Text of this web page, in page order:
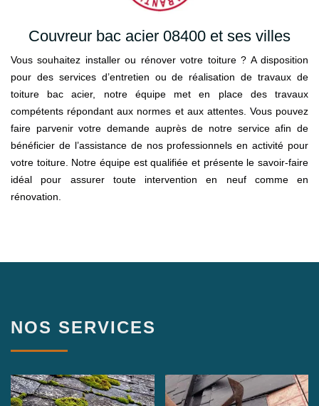
Couvreur bac acier 08400 et ses villes
Vous souhaitez installer ou rénover votre toiture ? A disposition
pour des services d’entretien ou de réalisation de travaux de
toiture bac acier, notre équipe met en place des travaux
compétents répondant aux normes et aux attentes. Vous pouvez
faire parvenir votre demande auprès de notre service afin de
bénéficier de l’assistance de nos professionnels en activité pour
votre toiture. Notre équipe est qualifiée et présente le savoir-faire
idéal pour assurer toute intervention en neuf comme en
rénovation.
NOS SERVICES